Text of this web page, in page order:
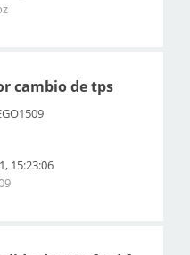
cambio de tps
15:23:06